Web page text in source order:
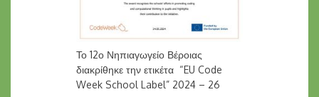
Το 12ο Νηπιαγωγείο Βέροιας
διακρίθηκε την ετικέτα “EU Code
Week School Label” 2024 – 26